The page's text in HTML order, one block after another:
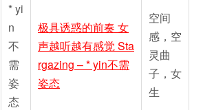
* yi
n
不
需
姿
态
极具诱惑的前奏 女
声越听越有感觉 Sta
rgazing – * yin不需
姿态
空间
感，空
灵曲
子，女
生